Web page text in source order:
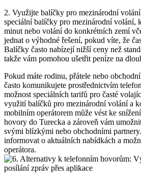
2. Využijte balíčky pro mezinárodní
speciální balíčky pro mezinárodní volání,
minut nebo volání do konkrétních zemí
jednat o výhodné řešení, pokud víte, že
Balíčky často nabízejí nižší ceny než
takže vám pomohou ušetřit peníze na
Pokud máte rodinu, přátele nebo
často komunikujete prostřednictvím
možnost speciálních tarifů pro časté
využití balíčků pro mezinárodní volání a
mobilním operátorem může vést ke
hovory do Turecka a zároveň vám
svými blízkými nebo obchodními
informovat o aktuálních nabídkách a
operátora.